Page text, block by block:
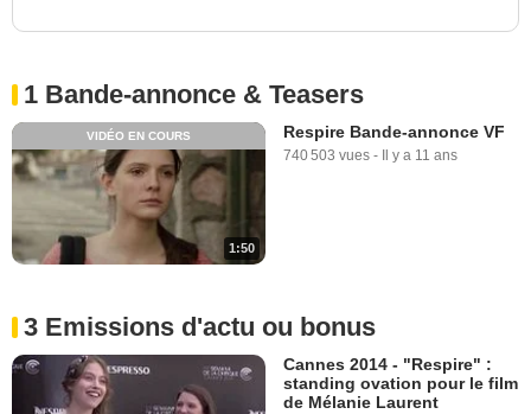
1 Bande-annonce & Teasers
1:50
VIDÉO EN COURS Respire Bande-annonce VF
740 503 vues - Il y a 11 ans
3 Emissions d'actu ou bonus
Cannes 2014 - "Respire" :
standing ovation pour le film
de Mélanie Laurent